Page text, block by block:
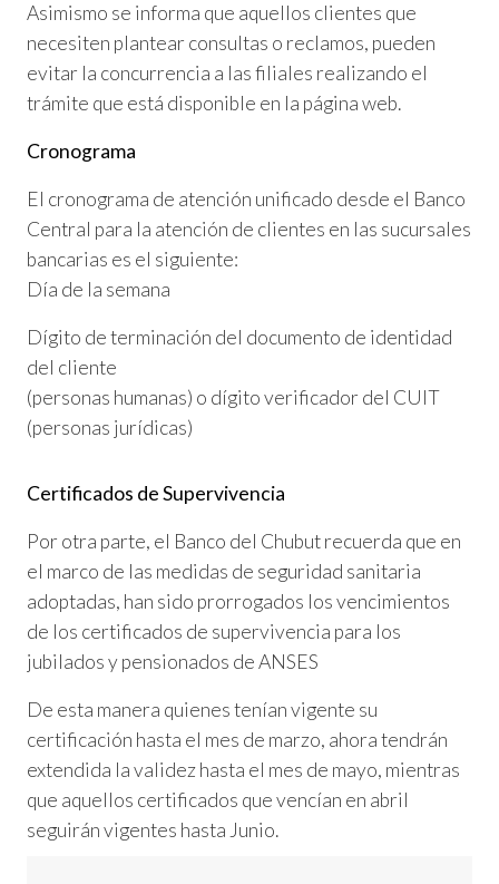
Asimismo se informa que aquellos clientes que
necesiten plantear consultas o reclamos, pueden
evitar la concurrencia a las filiales realizando el
trámite que está disponible en la página web.
Cronograma
El cronograma de atención unificado desde el Banco
Central para la atención de clientes en las sucursales
bancarias es el siguiente:
Día de la semana
Dígito de terminación del documento de identidad
del cliente
(personas humanas) o dígito verificador del CUIT
(personas jurídicas)
Certificados de Supervivencia
Por otra parte, el Banco del Chubut recuerda que en
el marco de las medidas de seguridad sanitaria
adoptadas, han sido prorrogados los vencimientos
de los certificados de supervivencia para los
jubilados y pensionados de ANSES
De esta manera quienes tenían vigente su
certificación hasta el mes de marzo, ahora tendrán
extendida la validez hasta el mes de mayo, mientras
que aquellos certificados que vencían en abril
seguirán vigentes hasta Junio.